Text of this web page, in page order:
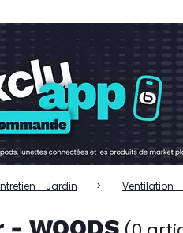
- Jardin Ventilation